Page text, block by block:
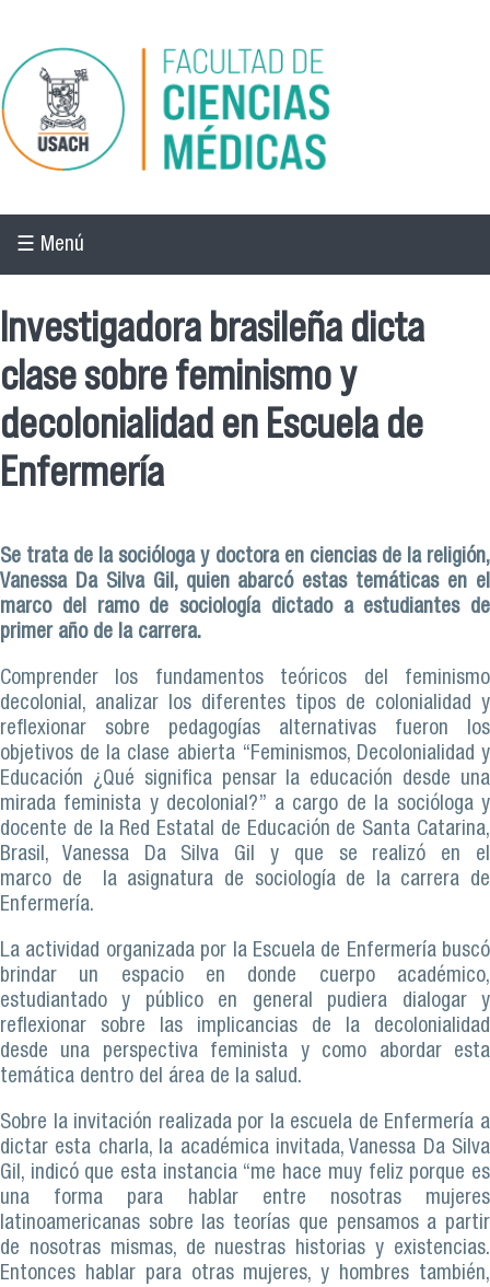
Pasar al contenido principal
☰ Menú
Investigadora brasileña dicta
clase sobre feminismo y
decolonialidad en Escuela de
Enfermería
Se trata de la socióloga y doctora en ciencias de la religión,
Vanessa Da Silva Gil, quien abarcó estas temáticas en el
marco del ramo de sociología dictado a estudiantes de
primer año de la carrera.
Comprender los fundamentos teóricos del feminismo
decolonial, analizar los diferentes tipos de colonialidad y
reflexionar sobre pedagogías alternativas fueron los
objetivos de la clase abierta “Feminismos, Decolonialidad y
Educación ¿Qué significa pensar la educación desde una
mirada feminista y decolonial?” a cargo de la socióloga y
docente de la Red Estatal de Educación de Santa Catarina,
Brasil, Vanessa Da Silva Gil y que se realizó en el
marco de la asignatura de sociología de la carrera de
Enfermería.
La actividad organizada por la Escuela de Enfermería buscó
brindar un espacio en donde cuerpo académico,
estudiantado y público en general pudiera dialogar y
reflexionar sobre las implicancias de la decolonialidad
desde una perspectiva feminista y como abordar esta
temática dentro del área de la salud.
Sobre la invitación realizada por la escuela de Enfermería a
dictar esta charla, la académica invitada, Vanessa Da Silva
Gil, indicó que esta instancia “me hace muy feliz porque es
una forma para hablar entre nosotras mujeres
latinoamericanas sobre las teorías que pensamos a partir
de nosotras mismas, de nuestras historias y existencias.
Entonces hablar para otras mujeres, y hombres también,